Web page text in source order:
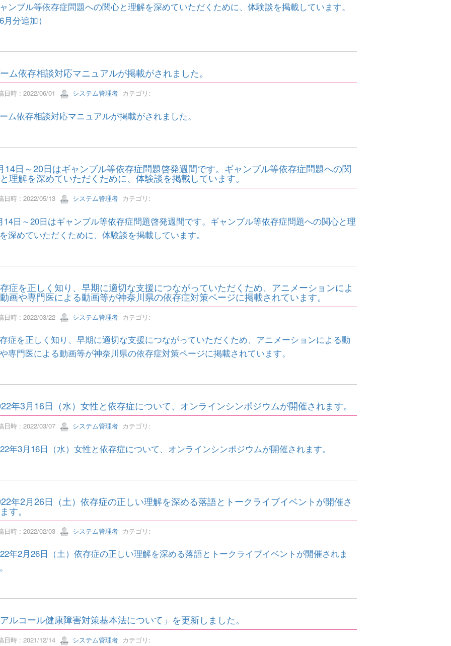
ンブル等依存症問題への関心と理解を深めていただくために、体験談を掲載しています。
6月分追加）
ム依存相談対応マニュアルが掲載がされました。
日時 : 2022/06/01 システム管理者カテゴリ:
ム依存相談対応マニュアルが掲載がされました。
14日～20日はギャンブル等依存症問題啓発週間です。ギャンブル等依存症問題への関
理解を深めていただくために、体験談を掲載しています。
日時 : 2022/05/13 システム管理者カテゴリ:
14日～20日はギャンブル等依存症問題啓発週間です。ギャンブル等依存症問題への関心と理
深めていただくために、体験談を掲載しています。
症を正しく知り、早期に適切な支援につながっていただくため、アニメーションによ
画や専門医による動画等が神奈川県の依存症対策ページに掲載されています。
日時 : 2022/03/22 システム管理者カテゴリ:
症を正しく知り、早期に適切な支援につながっていただくため、アニメーションによる動
専門医による動画等が神奈川県の依存症対策ページに掲載されています。
年3月16日（水）女性と依存症について、オンラインシンポジウムが開催されます。
日時 : 2022/03/07 システム管理者カテゴリ:
年3月16日（水）女性と依存症について、オンラインシンポジウムが開催されます。
年2月26日（土）依存症の正しい理解を深める落語とトークライブイベントが開催さ
す。
日時 : 2022/02/03 システム管理者カテゴリ:
年2月26日（土）依存症の正しい理解を深める落語とトークライブイベントが開催されま
アルコール健康障害対策基本法について」を更新しました。
日時 : 2021/12/14 システム管理者カテゴリ: